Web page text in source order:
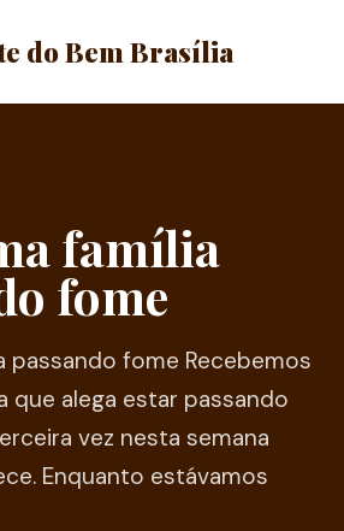
do Bem Brasília
família
fome
passando fome Recebemos
que alega estar passando
vez nesta semana
Enquanto estávamos